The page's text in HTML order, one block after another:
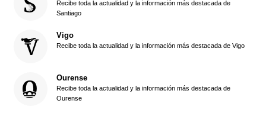
Recibe toda la actualidad y la información más destacada de
Santiago
Vigo
Recibe toda la actualidad y la información más destacada de Vigo
Ourense
Recibe toda la actualidad y la información más destacada de
Ourense